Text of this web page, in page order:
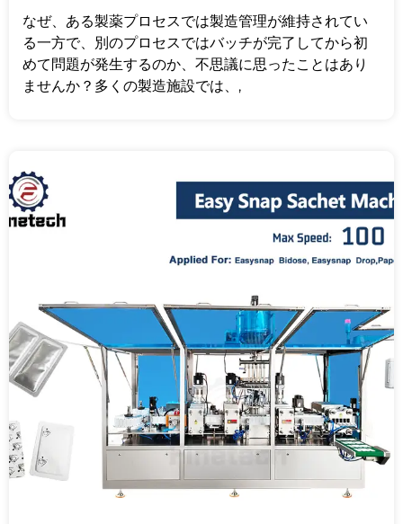
なぜ、ある製薬プロセスでは製造管理が維持されてい
る一方で、別のプロセスではバッチが完了してから初
めて問題が発生するのか、不思議に思ったことはあり
ませんか？多くの製造施設では、,